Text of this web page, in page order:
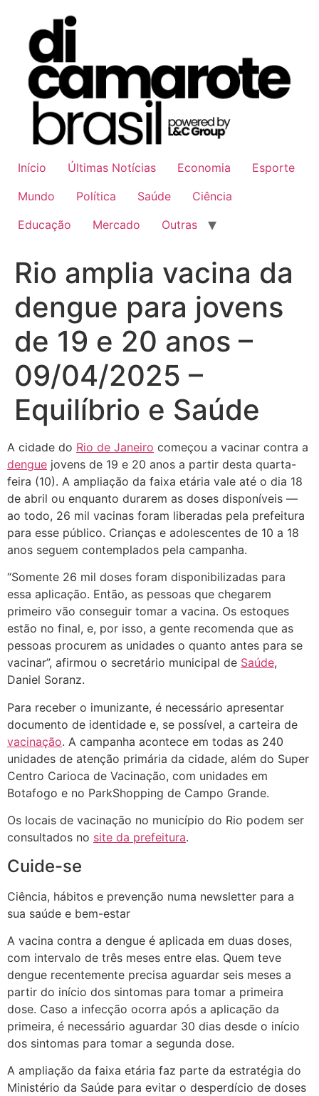
conteúdo
Início Últimas Notícias Economia
Esporte
Mundo
Política Saúde
Ciência
Educação
Mercado Outras
Rio amplia vacina da
dengue para jovens
de 19 e 20 anos –
09/04/2025 –
Equilíbrio e Saúde
A cidade do Rio de Janeiro começou a vacinar contra a
dengue jovens de 19 e 20 anos a partir desta quarta-
feira (10). A ampliação da faixa etária vale até o dia 18
de abril ou enquanto durarem as doses disponíveis —
ao todo, 26 mil vacinas foram liberadas pela prefeitura
para esse público. Crianças e adolescentes de 10 a 18
anos seguem contemplados pela campanha.
“Somente 26 mil doses foram disponibilizadas para
essa aplicação. Então, as pessoas que chegarem
primeiro vão conseguir tomar a vacina. Os estoques
estão no final, e, por isso, a gente recomenda que as
pessoas procurem as unidades o quanto antes para se
vacinar”, afirmou o secretário municipal de Saúde,
Daniel Soranz.
Para receber o imunizante, é necessário apresentar
documento de identidade e, se possível, a carteira de
vacinação. A campanha acontece em todas as 240
unidades de atenção primária da cidade, além do Super
Centro Carioca de Vacinação, com unidades em
Botafogo e no ParkShopping de Campo Grande.
Os locais de vacinação no município do Rio podem ser
consultados no site da prefeitura.
Cuide-se
Ciência, hábitos e prevenção numa newsletter para a
sua saúde e bem-estar
A vacina contra a dengue é aplicada em duas doses,
com intervalo de três meses entre elas. Quem teve
dengue recentemente precisa aguardar seis meses a
partir do início dos sintomas para tomar a primeira
dose. Caso a infecção ocorra após a aplicação da
primeira, é necessário aguardar 30 dias desde o início
dos sintomas para tomar a segunda dose.
A ampliação da faixa etária faz parte da estratégia do
Ministério da Saúde para evitar o desperdício de doses